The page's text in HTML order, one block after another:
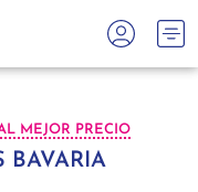
MEJOR PRECIO
BAVARIA